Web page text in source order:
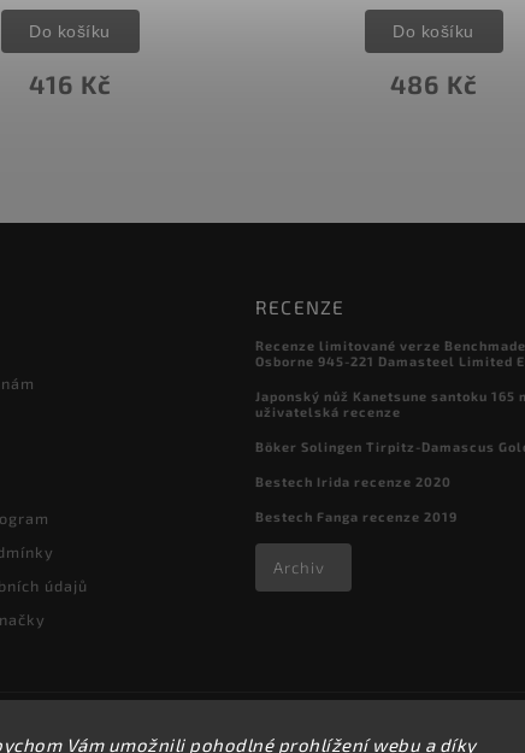
Vám umožnili pohodlné prohlížení webu a díky
486 Kč
Do košíku
486 Kč
Do košíku
údajů
RECENZE
Recenze limitované verze
Osborne 945-221 Damasteel Limited
Japonský nůž Kanetsune santoku 165
uživatelská recenze
Böker Solingen Tirpitz-Damascus
Bestech Irida recenze 2020
Bestech Fanga recenze 2019
Archiv
Copyright 2026kapesni-noze.cz . Všechna práva vyhrazena.